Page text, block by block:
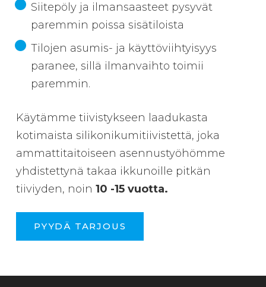
Siitepöly ja ilmansaasteet pysyvät
paremmin poissa sisätiloista
Tilojen asumis- ja käyttöviihtyisyys
paranee, sillä ilmanvaihto toimii
paremmin.
Käytämme tiivistykseen laadukasta
kotimaista silikonikumitiivistettä, joka
ammattitaitoiseen asennustyöhömme
yhdistettynä takaa ikkunoille pitkän
tiiviyden, noin 10 -15 vuotta.
PYYDÄ TARJOUS